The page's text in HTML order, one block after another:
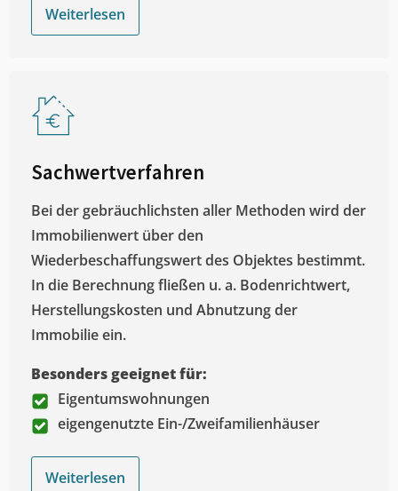
Weiterlesen
Sachwertverfahren
Bei der gebräuchlichsten aller Methoden wird der
Immobilienwert über den
Wiederbeschaffungswert des Objektes bestimmt.
In die Berechnung fließen u. a. Bodenrichtwert,
Herstellungskosten und Abnutzung der
Immobilie ein.
Besonders geeignet für:
Eigentumswohnungen
eigengenutzte Ein-/Zweifamilienhäuser
Weiterlesen